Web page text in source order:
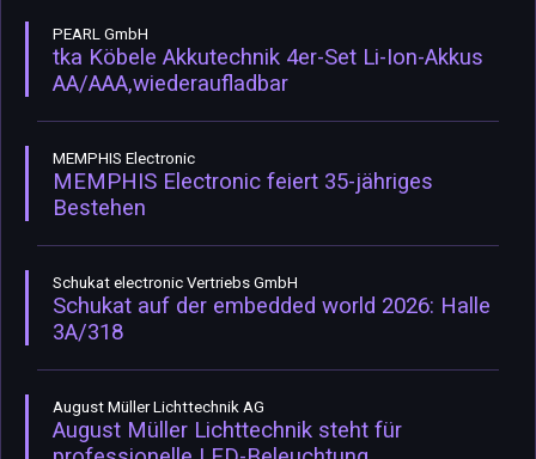
PEARL GmbH
tka Köbele Akkutechnik 4er-Set Li-Ion-Akkus
AA/AAA,wiederaufladbar
MEMPHIS Electronic
MEMPHIS Electronic feiert 35-jähriges
Bestehen
Schukat electronic Vertriebs GmbH
Schukat auf der embedded world 2026: Halle
3A/318
August Müller Lichttechnik AG
August Müller Lichttechnik steht für